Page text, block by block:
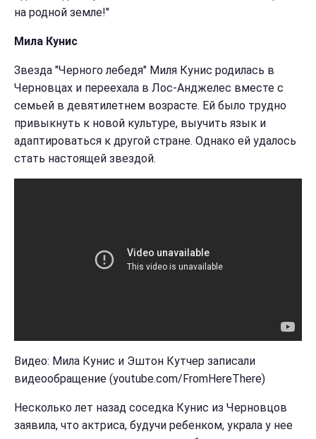
на родной земле!"
Мила Кунис
Звезда "Черного лебедя" Миля Кунис родилась в
Черновцах и переехала в Лос-Анджелес вместе с
семьей в девятилетнем возрасте. Ей было трудно
привыкнуть к новой культуре, выучить язык и
адаптироваться к другой стране. Однако ей удалось
стать настоящей звездой.
Видео: Мила Кунис и Эштон Кутчер записали
видеообращение (youtube.com/FromHereThere)
Несколько лет назад соседка Кунис из Черновцов
заявила, что актриса, будучи ребенком, украла у нее